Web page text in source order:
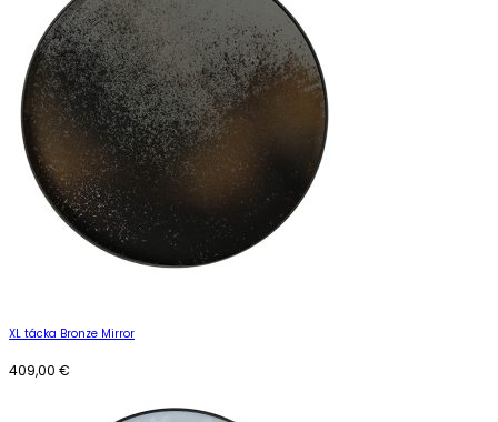
XL tácka Bronze Mirror
409,00 €